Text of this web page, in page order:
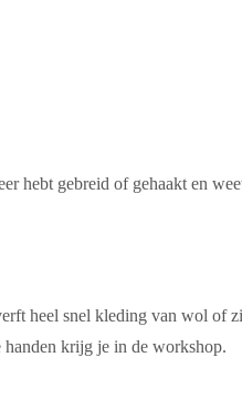
hebt gebreid of gehaakt en
heel snel kleding van wol of
handen krijg je in de workshop.